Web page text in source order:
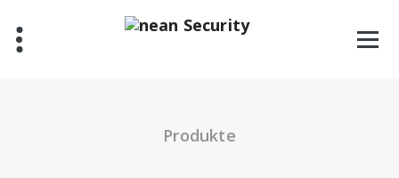
Inhalt
springen
Produkte